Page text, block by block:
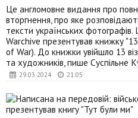
29.03.2024 21:05
Це англомовне видання про
вторгнення, про яке
тексти українських
Warchive презентував книжку
of War). До книжки увійшло 13
та художників, пише Суспільне